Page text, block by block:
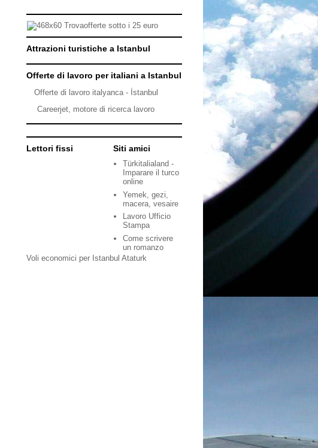
Attrazioni turistiche a Istanbul
Offerte di lavoro per italiani a Istanbul
Offerte di lavoro italyanca - İstanbul
Careerjet, motore di ricerca lavoro
Lettori fissi Siti amici
Türkitalialand -
Imparare il turco
online
Yemek, gezi,
macera, vesaire
Lavoro Ufficio
Stampa
Come scrivere
un romanzo
Voli economici per Istanbul Ataturk